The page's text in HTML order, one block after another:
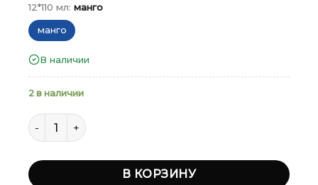
12*110 мл: манго
манго
В наличии
12*110 мл
2 в наличии
Количество товара BCAA 6000 (110 мл)
В КОРЗИНУ